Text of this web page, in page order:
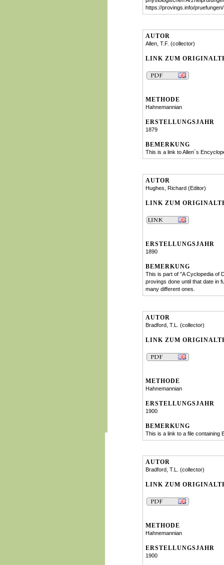
https://provings.info/
AUTOR
Allen, T.F. (collector)
LINK ZUM
METHODE
Hahnemannian
ERSTELLUNGSJAHR
1879
BEMERKUNG
This is a link to Allen´s
AUTOR
Hughes, Richard (Editor)
LINK ZUM
ERSTELLUNGSJAHR
1890
BEMERKUNG
This is part of "A Cyclopedia of
provings done until that date in
many different ones.
AUTOR
Bradford, T.L. (collector)
LINK ZUM
METHODE
Hahnemannian
ERSTELLUNGSJAHR
1900
BEMERKUNG
This is a link to a file containing
AUTOR
Bradford, T.L. (collector)
LINK ZUM
METHODE
Hahnemannian
ERSTELLUNGSJAHR
1900